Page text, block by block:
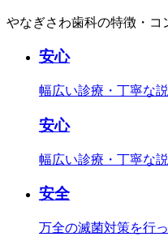
やなぎさわ歯科の特徴・コ
安心
幅広い診療・丁寧な
安心
幅広い診療・丁寧な
安全
万全の滅菌対策を行